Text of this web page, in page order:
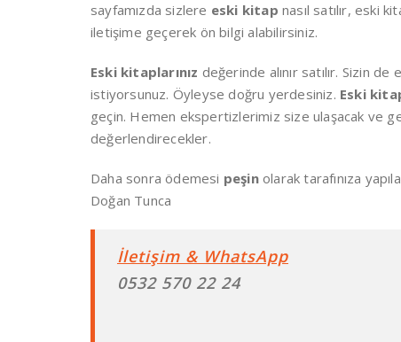
sayfamızda sizlere eski kitap nasıl satılır, eski
iletişime geçerek ön bilgi alabilirsiniz.
Eski kitaplarınız değerinde alınır satılır. Sizin
istiyorsunuz. Öyleyse doğru yerdesiniz. Eski
geçin. Hemen ekspertizlerimiz size ulaşacak ve
değerlendirecekler.
Daha sonra ödemesi peşinolarak tarafınıza
Doğan Tunca
İletişim & WhatsApp
0532 570 22 24